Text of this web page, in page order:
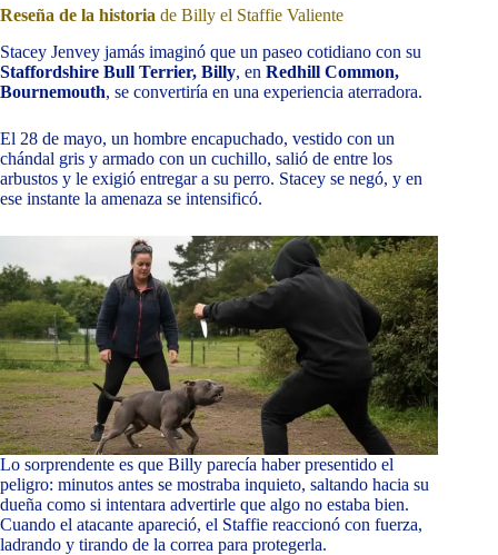
Reseña de la historia de Billy el Staffie Valiente
Stacey Jenvey jamás imaginó que un paseo cotidiano con su
Staffordshire Bull Terrier, Billy, en Redhill Common,
Bournemouth, se convertiría en una experiencia aterradora.
El 28 de mayo, un hombre encapuchado, vestido con un
chándal gris y armado con un cuchillo, salió de entre los
arbustos y le exigió entregar a su perro. Stacey se negó, y en
ese instante la amenaza se intensificó.
Lo sorprendente es que Billy parecía haber presentido el
peligro: minutos antes se mostraba inquieto, saltando hacia su
dueña como si intentara advertirle que algo no estaba bien.
Cuando el atacante apareció, el Staffie reaccionó con fuerza,
ladrando y tirando de la correa para protegerla.